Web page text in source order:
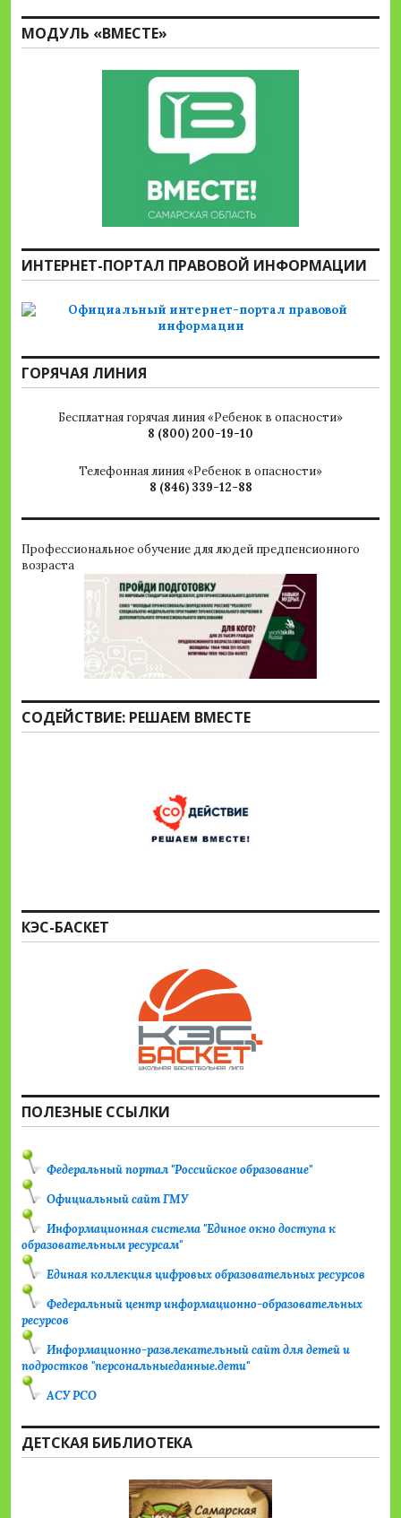
МОДУЛЬ «ВМЕСТЕ»
ИНТЕРНЕТ-ПОРТАЛ ПРАВОВОЙ ИНФОРМАЦИИ
ГОРЯЧАЯ ЛИНИЯ
Бесплатная горячая линия «Ребенок в опасности»
8 (800) 200-19-10
Телефонная линия «Ребенок в опасности»
8 (846) 339-12-88
Профессиональное обучение для людей предпенсионного
возраста
СОДЕЙСТВИЕ: РЕШАЕМ ВМЕСТЕ
КЭС-БАСКЕТ
ПОЛЕЗНЫЕ ССЫЛКИ
Федеральный портал "Российское образование"
Официальный сайт ГМУ
Информационная система "Единое окно доступа к
образовательным ресурсам"
Единая коллекция цифровых образовательных ресурсов
Федеральный центр информационно-образовательных
ресурсов
Информационно-развлекательный сайт для детей и
подростков "персональныеданные.дети"
АСУ РСО
ДЕТСКАЯ БИБЛИОТЕКА